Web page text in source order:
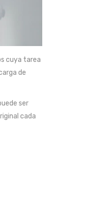
cuya tarea
de
ser
cada